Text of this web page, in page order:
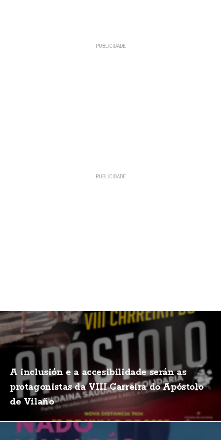
A inclusión e a accesibilidade serán as
protagonistas da VIII Carreira do Apóstolo
de Vilaño